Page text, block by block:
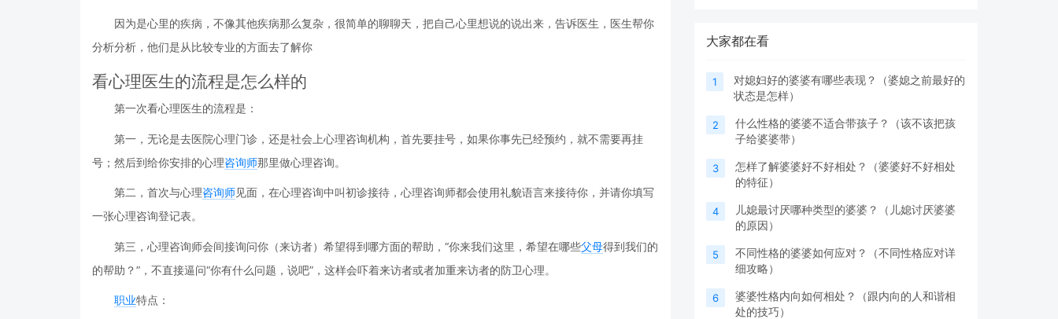
因为是心里的疾病，不像其他疾病那么复杂，很简单的聊聊天，把自己心里想说的说出来，告诉医生，医生帮你
分析分析，他们是从比较专业的方面去了解你
看心理医生的流程是怎么样的
第一次看心理医生的流程是：
第一，无论是去医院心理门诊，还是社会上心理咨询机构，首先要挂号，如果你事先已经预约，就不需要再挂
号；然后到给你安排的心理咨询师那里做心理咨询。
第二，首次与心理咨询师见面，在心理咨询中叫初诊接待，心理咨询师都会使用礼貌语言来接待你，并请你填写
一张心理咨询登记表。
第三，心理咨询师会间接询问你（来访者）希望得到哪方面的帮助，“你来我们这里，希望在哪些父母得到我们的
的帮助？”，不直接逼问“你有什么问题，说吧”，这样会吓着来访者或者加重来访者的防卫心理。
职业特点：
大家都在看
1
对媳妇好的婆婆有哪些表现？（婆媳之前最好的
状态是怎样）
2
什么性格的婆婆不适合带孩子？（该不该把孩
子给婆婆带）
3
怎样了解婆婆好不好相处？（婆婆好不好相处
的特征）
4
儿媳最讨厌哪种类型的婆婆？（儿媳讨厌婆婆
的原因）
5
不同性格的婆婆如何应对？（不同性格应对详
细攻略）
6
婆婆性格内向如何相处？（跟内向的人和谐相
处的技巧）